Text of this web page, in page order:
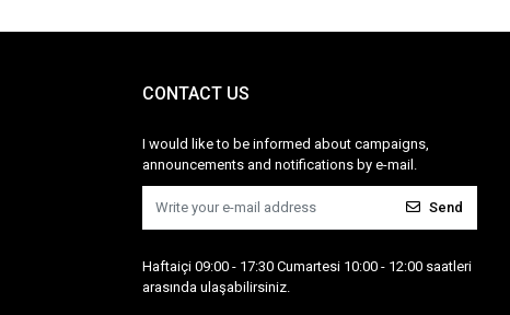
CONTACT US
I would like to be informed about campaigns,
announcements and notifications by e-mail.
Send
Haftaiçi 09:00 - 17:30 Cumartesi 10:00 - 12:00 saatleri
arasında ulaşabilirsiniz.